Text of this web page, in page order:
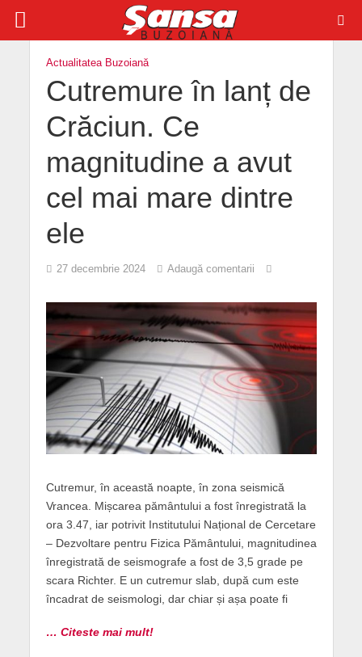
Actualitatea Buzoiană
Cutremure în lanț de
Crăciun. Ce
magnitudine a avut
cel mai mare dintre
ele
27 decembrie 2024 Adaugă comentarii
Cutremur, în această noapte, în zona seismică
Vrancea. Mișcarea pământului a fost înregistrată la
ora 3.47, iar potrivit Institutului Național de Cercetare
– Dezvoltare pentru Fizica Pământului, magnitudinea
înregistrată de seismografe a fost de 3,5 grade pe
scara Richter. E un cutremur slab, după cum este
încadrat de seismologi, dar chiar și așa poate fi
… Citeste mai mult!